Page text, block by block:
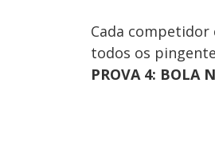
Cada competidor
todos os
PROVA 4: BOLA